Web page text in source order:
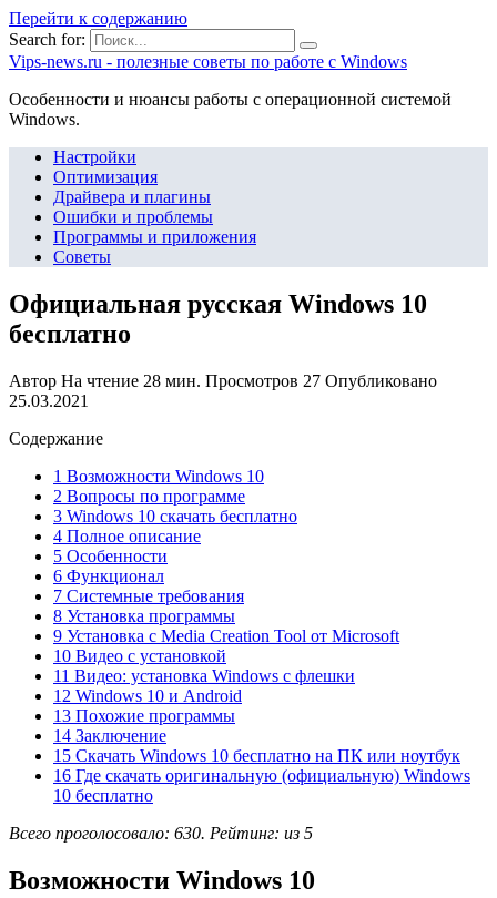
Перейти к содержанию
Search for:
Vips-news.ru - полезные советы по работе с Windows
Особенности и нюансы работы с операционной системой
Windows.
Настройки
Оптимизация
Драйвера и плагины
Ошибки и проблемы
Программы и приложения
Советы
Официальная русская Windows 10
бесплатно
Автор На чтение 28 мин. Просмотров 27 Опубликовано
25.03.2021
Содержание
1 Возможности Windows 10
2 Вопросы по программе
3 Windows 10 скачать бесплатно
4 Полное описание
5 Особенности
6 Функционал
7 Системные требования
8 Установка программы
9 Установка с Media Creation Tool от Microsoft
10 Видео с установкой
11 Видео: установка Windows с флешки
12 Windows 10 и Android
13 Похожие программы
14 Заключение
15 Скачать Windows 10 бесплатно на ПК или ноутбук
16 Где скачать оригинальную (официальную) Windows
10 бесплатно
Всего проголосовало: 630. Рейтинг: из 5
Возможности Windows 10